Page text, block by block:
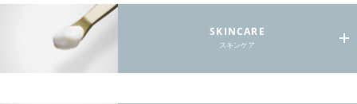
SKINCARE
スキンケア